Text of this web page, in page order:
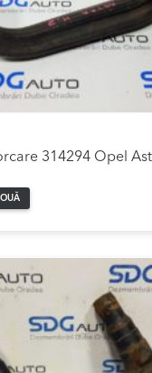
314294 Opel